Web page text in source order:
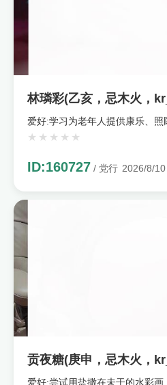
林璘彩(乙亥，忌木火，
爱好:学习为老年人提供康乐、照
ID:160727 / 党行 2026/8/10
贡夜糖(庚申，忌木火，
爱好:尝试用盐撒在未干的水彩